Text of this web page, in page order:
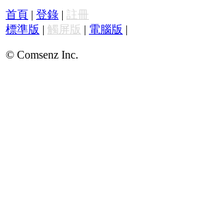
首頁 | 登錄 | 註冊
標準版 | 觸屏版 | 電腦版 |
© Comsenz Inc.